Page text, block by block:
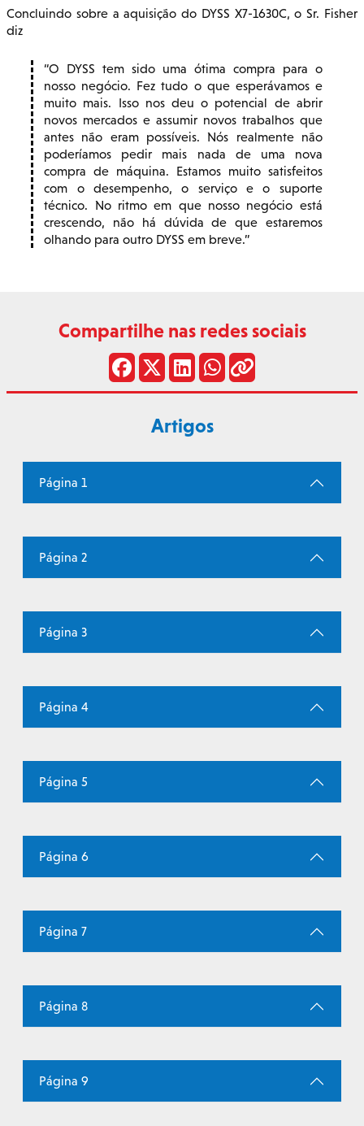
Concluindo sobre a aquisição do DYSS X7-1630C, o Sr. Fisher
diz
O DYSS tem sido uma ótima compra para o
nosso negócio. Fez tudo o que esperávamos e
muito mais. Isso nos deu o potencial de abrir
novos mercados e assumir novos trabalhos que
antes não eram possíveis. Nós realmente não
poderíamos pedir mais nada de uma nova
compra de máquina. Estamos muito satisfeitos
com o desempenho, o serviço e o suporte
técnico. No ritmo em que nosso negócio está
crescendo, não há dúvida de que estaremos
olhando para outro DYSS em breve.
Compartilhe nas redes sociais
Artigos
Página 1
Página 2
Página 3
Página 4
Página 5
Página 6
Página 7
Página 8
Página 9